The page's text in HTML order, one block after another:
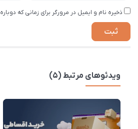
ذخیره نام و ایمیل در مرورگر برای زمانی که
ویدئوهای مرتبط (5)